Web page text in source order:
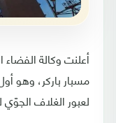
أعلنت وكالة الفضاء
مسبار باركر، وهو
لعبور الغلاف